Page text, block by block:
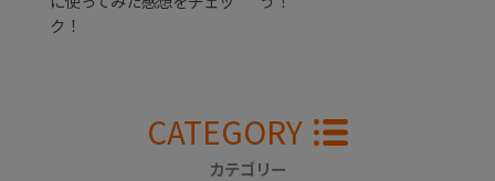
ク！
CATEGORY
カテゴリー